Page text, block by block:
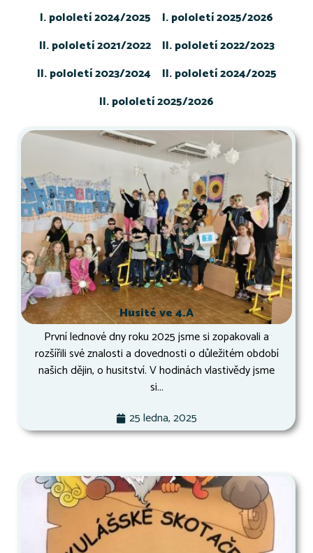
I. pololetí 2024/2025
I. pololetí 2025/2026
II. pololetí 2021/2022
II. pololetí 2022/2023
II. pololetí 2023/2024
II. pololetí 2024/2025
II. pololetí 2025/2026
Husité ve 4.A
První lednové dny roku 2025 jsme si zopakovali a
rozšířili své znalosti a dovednosti o důležitém období
našich dějin, o husitství. V hodinách vlastivědy jsme
si...
25 ledna, 2025